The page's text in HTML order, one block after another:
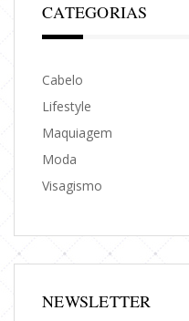
CATEGORIAS
Cabelo
Lifestyle
Maquiagem
Moda
Visagismo
NEWSLETTER